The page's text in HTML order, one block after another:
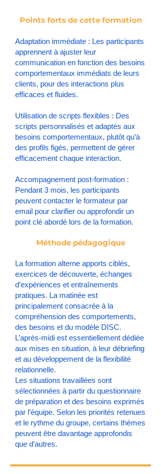
Points forts de cette formation
Adaptation immédiate : Les participants
apprennent à ajuster leur
communication en fonction des besoins
comportementaux immédiats de leurs
clients, pour des interactions plus
efficaces et fluides.
Utilisation de scripts flexibles : Des
scripts personnalisés et adaptés aux
besoins comportementaux, plutôt qu’à
des profils figés, permettent de gérer
efficacement chaque interaction.
Accompagnement post-formation :
Pendant 3 mois, les participants
peuvent contacter le formateur par
email pour clarifier ou approfondir un
point clé abordé lors de la formation.
Méthode pédagogique
La formation alterne apports ciblés,
exercices de découverte, échanges
d’expériences et entraînements
pratiques. La matinée est
principalement consacrée à la
compréhension des comportements,
des besoins et du modèle DISC.
L’après-midi est essentiellement dédiée
aux mises en situation, à leur débriefing
et au développement de la flexibilité
relationnelle.
Les situations travaillées sont
sélectionnées à partir du questionnaire
de préparation et des besoins exprimés
par l’équipe. Selon les priorités retenues
et le rythme du groupe, certains thèmes
peuvent être davantage approfondis
que d’autres.